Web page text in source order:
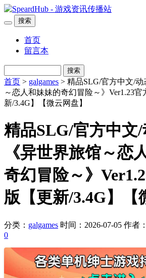
搜索
首页
留言本
搜索
首页 > galgames > 精品SLG/官方中文/
～恋人和妹妹的奇幻冒险～》Ver1.23官
新/3.4G】【微云网盘】
精品SLG/官方中文
《异世界旅馆～恋
奇幻冒险～》
版【更新/3.4G】【
分类： galgames 时间：2026-07-05 作者：
0